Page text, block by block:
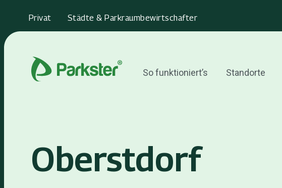
Privat Städte & Parkraumbewirtschafter
So funktioniert’s Standorte
Oberstdorf